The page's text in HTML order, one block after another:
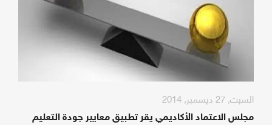
السبت, 27 ديسمبر, 2014
مجلس الاعتماد الأكاديمي يقر تطبيق معايير جودة التعليم